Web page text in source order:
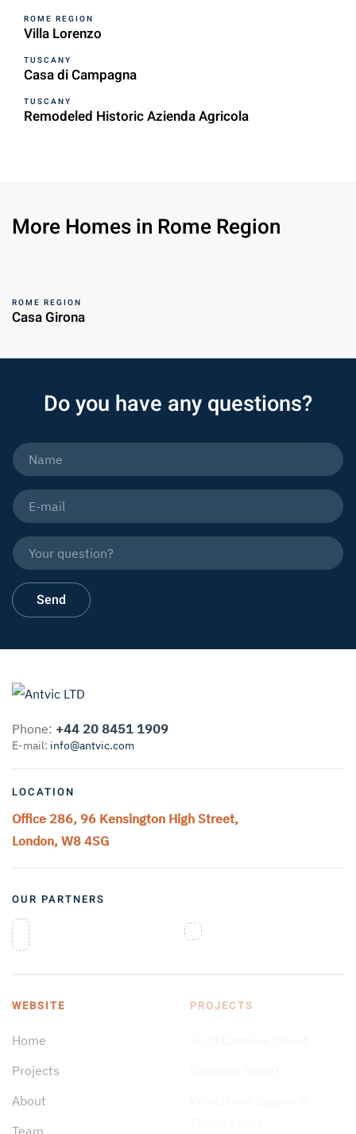
ROME REGION
Villa Lorenzo
TUSCANY
Casa di Campagna
TUSCANY
Remodeled Historic Azienda Agricola
More Homes in Rome Region
ROME REGION
Casa Girona
Do you have any questions?
Phone: +44 20 8451 1909
E-mail: info@antvic.com
LOCATION
Office 286, 96 Kensington High Street,
London, W8 4SG
OUR PARTNERS
WEBSITE
Home
Projects
About
PROJECTS